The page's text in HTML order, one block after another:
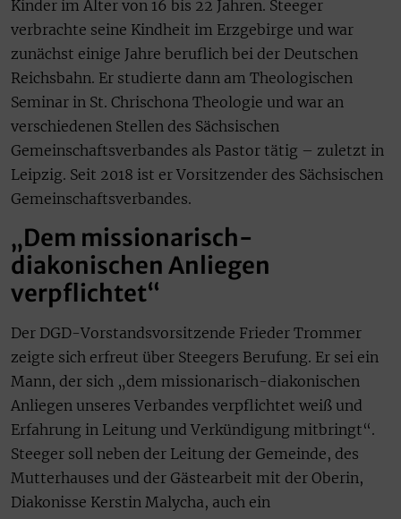
Kinder im Alter von 16 bis 22 Jahren. Steeger
verbrachte seine Kindheit im Erzgebirge und war
zunächst einige Jahre beruflich bei der Deutschen
Reichsbahn. Er studierte dann am Theologischen
Seminar in St. Chrischona Theologie und war an
verschiedenen Stellen des Sächsischen
Gemeinschaftsverbandes als Pastor tätig – zuletzt in
Leipzig. Seit 2018 ist er Vorsitzender des Sächsischen
Gemeinschaftsverbandes.
„Dem missionarisch-
diakonischen Anliegen
verpflichtet“
Der DGD-Vorstandsvorsitzende Frieder Trommer
zeigte sich erfreut über Steegers Berufung. Er sei ein
Mann, der sich „dem missionarisch-diakonischen
Anliegen unseres Verbandes verpflichtet weiß und
Erfahrung in Leitung und Verkündigung mitbringt“.
Steeger soll neben der Leitung der Gemeinde, des
Mutterhauses und der Gästearbeit mit der Oberin,
Diakonisse Kerstin Malycha, auch ein